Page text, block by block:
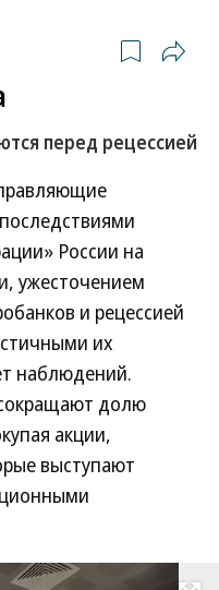
перед рецессией
России на
ужесточением
и рецессией
их
наблюдений.
долю
акции,
выступают